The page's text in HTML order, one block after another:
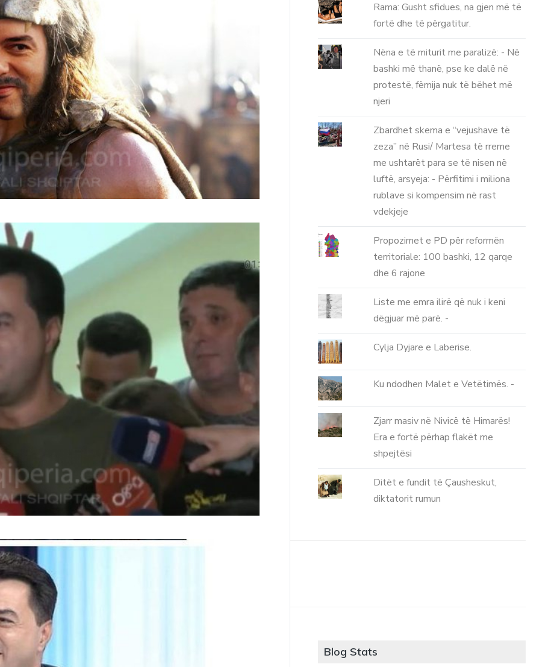
Rama: Gusht sfidues, na gjen më të
fortë dhe të përgatitur.
Nëna e të miturit me paralizë: - Në
bashki më thanë, pse ke dalë në
protestë, fëmija nuk të bëhet më
njeri
Zbardhet skema e “vejushave të
zeza” në Rusi/ Martesa të rreme
me ushtarët para se të nisen në
luftë, arsyeja: - Përfitimi i miliona
rublave si kompensim në rast
vdekjeje
Propozimet e PD për reformën
territoriale: 100 bashki, 12 qarqe
dhe 6 rajone
Liste me emra ilirë që nuk i keni
dëgjuar më parë. -
Cylja Dyjare e Laberise.
Ku ndodhen Malet e Vetëtimës. -
Zjarr masiv në Nivicë të Himarës!
Era e fortë përhap flakët me
shpejtësi
Ditët e fundit të Çausheskut,
diktatorit rumun
Blog Stats